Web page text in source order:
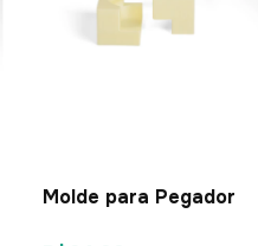
Molde para Pegador